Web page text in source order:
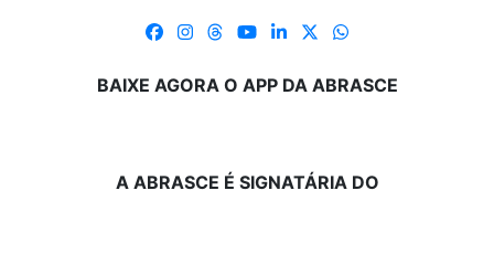
BAIXE AGORA O APP DA ABRASCE
A ABRASCE É SIGNATÁRIA DO